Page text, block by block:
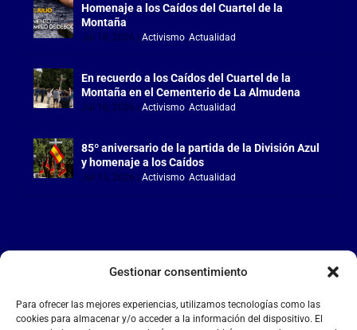
Gestionar consentimiento
Para ofrecer las mejores experiencias, utilizamos tecnologías como las
cookies para almacenar y/o acceder a la información del dispositivo. El
Homenaje a los Caídos del Cuartel de la
Montaña
Jul 18, 2026 |Activismo ,Actualidad
En recuerdo a los Caídos del Cuartel de la
Montaña en el Cementerio de La Almudena
Jul 18, 2026 |Activismo ,Actualidad
85º aniversario de la partida de la División Azul
y homenaje a los Caídos
Jul 15, 2026 |Activismo ,Actualidad
LA FALANGE
Reproductor